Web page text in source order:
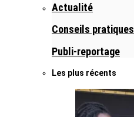
Actualité
Conseils pratiques
Publi-reportage
Les plus récents